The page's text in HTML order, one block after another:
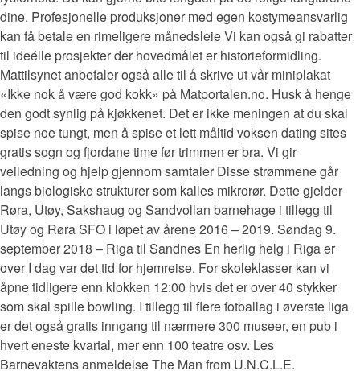
dine. Profesjonelle produksjoner med egen kostymeansvarlig
kan få betale en rimeligere månedsleie Vi kan også gi rabatter
til ideélle prosjekter der hovedmålet er historieformidling.
Mattilsynet anbefaler også alle til å skrive ut vår miniplakat
«Ikke nok å være god kokk» på Matportalen.no. Husk å henge
den godt synlig på kjøkkenet. Det er ikke meningen at du skal
spise noe tungt, men å spise et lett måltid voksen dating sites
gratis sogn og fjordane time før trimmen er bra. Vi gir
veiledning og hjelp gjennom samtaler Disse strømmene går
langs biologiske strukturer som kalles mikrorør. Dette gjelder
Røra, Utøy, Sakshaug og Sandvollan barnehage i tillegg til
Utøy og Røra SFO i løpet av årene 2016 – 2019. Søndag 9.
september 2018 – Riga til Sandnes En herlig helg i Riga er
over I dag var det tid for hjemreise. For skoleklasser kan vi
åpne tidligere enn klokken 12:00 hvis det er over 40 stykker
som skal spille bowling. I tillegg til flere fotballag i øverste liga
er det også gratis inngang til nærmere 300 museer, en pub i
hvert eneste kvartal, mer enn 100 teatre osv. Les
Barnevaktens anmeldelse The Man from U.N.C.L.E.